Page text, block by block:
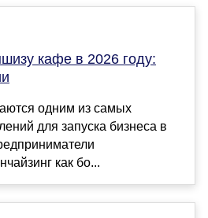
кафе в 2026 году:
одним из самых
для запуска бизнеса в
как бо...